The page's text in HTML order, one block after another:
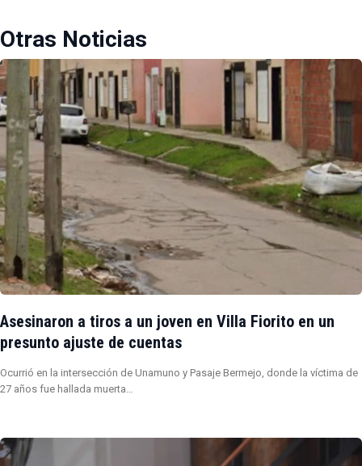
Otras Noticias
Asesinaron a tiros a un joven en Villa Fiorito en un
presunto ajuste de cuentas
Ocurrió en la intersección de Unamuno y Pasaje Bermejo, donde la víctima de
27 años fue hallada muerta…